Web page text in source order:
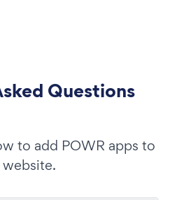
Questions
to add POWR apps to